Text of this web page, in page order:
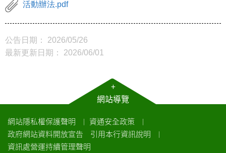
活動辦法.pdf
公告日期： 2026/05/26
最新更新日期： 2026/06/01
+
網站導覽
網站隱私權保護聲明 ｜ 資通安全政策 ｜
政府網站資料開放宣告 引用本行資訊說明 ｜
資訊處營運持續管理聲明